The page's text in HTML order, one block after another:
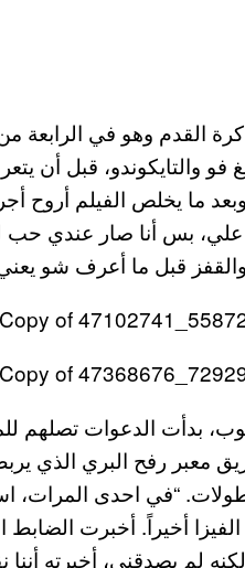
كرة القدم وهو في الرابعة
فو والتايكوندو، قبل أن
ما يخلص الفيلم أروح
بس أنا صار عندي حب
بدأت الدعوات تصلهم
معبر رفح البري الذي
“في احدى المرات،
أخيراً. أخبرت الضابط
لم يصدقني، أخبرته أننا